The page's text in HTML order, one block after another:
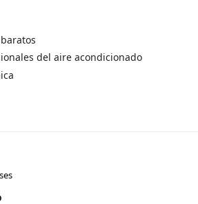
del aire acondicionado